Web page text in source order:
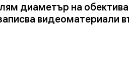
диаметър на
видеоматериали